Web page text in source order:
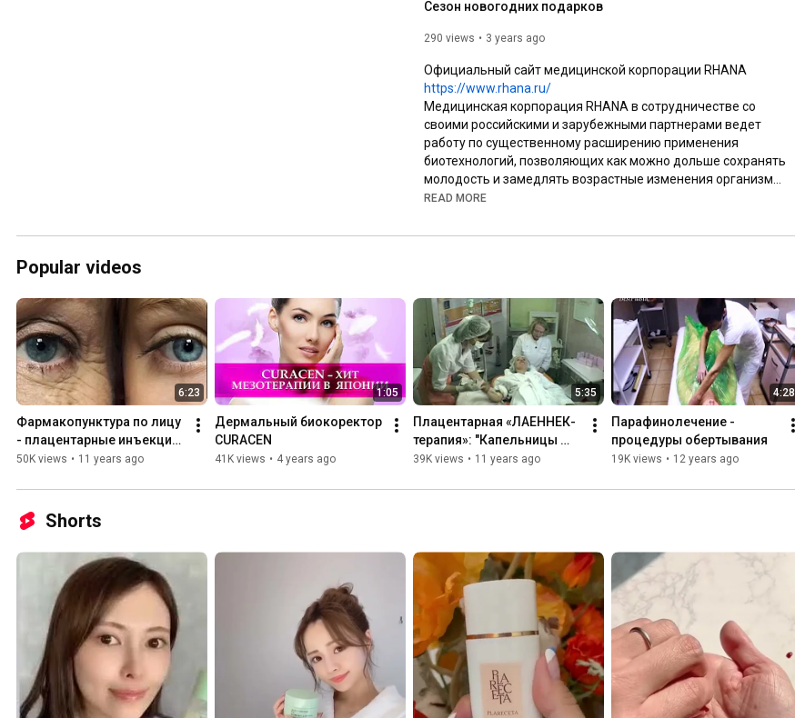
Сезон новогодних подарков
290 views 3 years ago
https://www.rhana.ru/
Медицинская корпорация RHANA в сотрудничестве со
своими российскими и зарубежными партнерами ведет
работу по существенному расширению применения
биотехнологий, позволяющих как можно дольше сохранять
молодость и замедлять возрастные изменения организма.
Наш блог https://rhana.ru/article/
Контакты https://rhana.ru/contact/
Космецевтика
https://rhana.ru/cosmeceuticals/
Наноиглы и канюли https://rhana.ru/nanoneedles-cannula/
Сеть клиник anti-age и эстетической медицины
https://rhanaclinic.ru/
READ MORE
Popular videos
6:23
Фармакопунктура по лицу
- плацентарные инъекции
Лаеннек
50K views • 11 years ago
1:05
Дермальный биокоректор
CURACEN
41K views • 4 years ago
5:35
Плацентарная «ЛАЕННЕК-
терапия»: "Капельницы
молодости"
39K views • 11 years ago
4:28
Парафинолечение -
процедуры обертывания
19K views • 12 years ago
Shorts